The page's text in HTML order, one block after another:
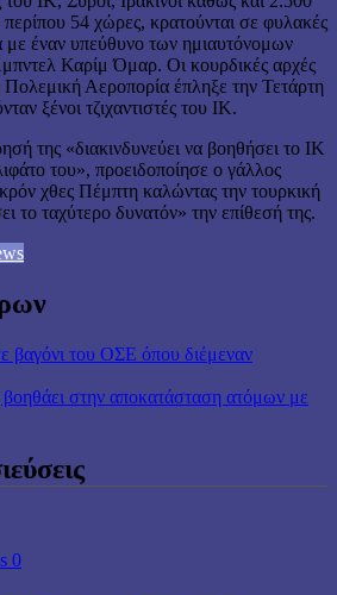
54 χώρες, κρατούνται σε φυλακές
έναν υπεύθυνο των ημιαυτόνομων
Καρίμ Όμαρ. Οι κουρδικές αρχές
Πολεμική Αεροπορία έπληξε την Τετάρτη
ξένοι τζιχαντιστές του ΙΚ.
της «διακινδυνεύει να βοηθήσει το ΙΚ
του», προειδοποίησε ο γάλλος
χθες Πέμπτη καλώντας την τουρκική
το ταχύτερο δυνατόν» την επίθεσή της.
βαγόνι του ΟΣΕ όπου διέμεναν
στην αποκατάσταση ατόμων με
0